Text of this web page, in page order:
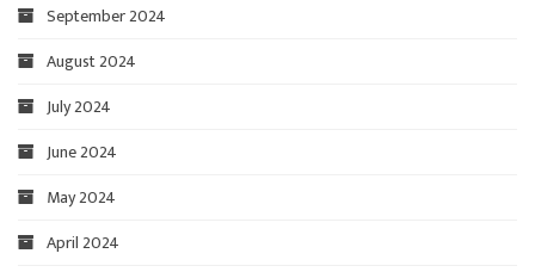
September 2024
August 2024
July 2024
June 2024
May 2024
April 2024